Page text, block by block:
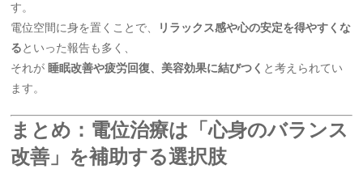
す。
電位空間に身を置くことで、
リラックス感や心の安定を得やすくな
るといった報告も多く、
それが 睡眠改善や疲労回復、美容効果に結びつく と考えられてい
ます。
まとめ：電位治療は「心身のバランス
改善」を補助する選択肢